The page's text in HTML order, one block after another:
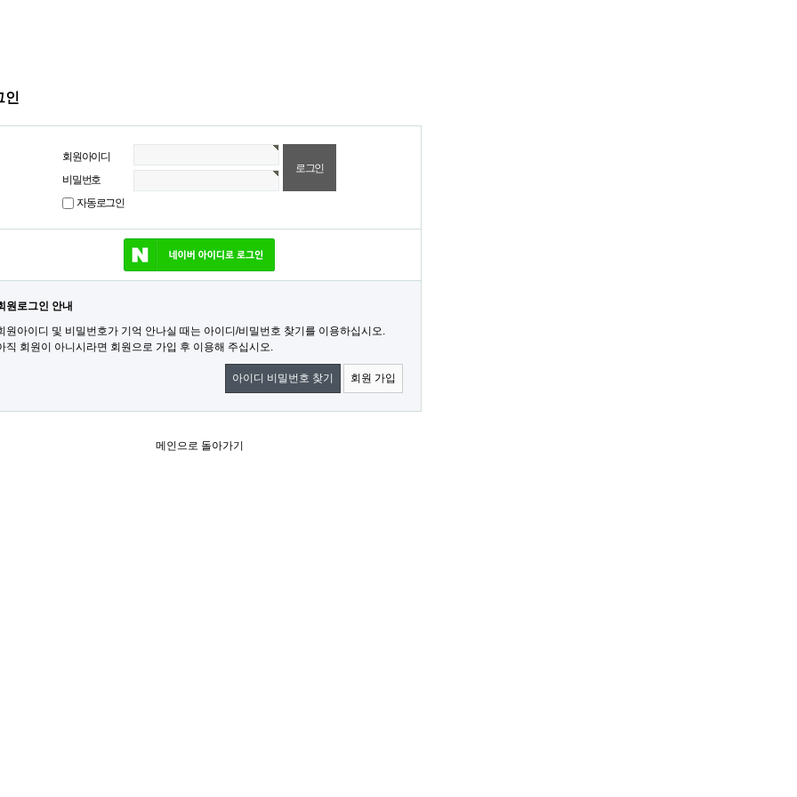
인
회원아이디
비밀번호
자동로그인
원로그인 안내
원아이디 및 비밀번호가 기억 안나실 때는 아이디/비밀번호 찾기를 이용하십시오.
직 회원이 아니시라면 회원으로 가입 후 이용해 주십시오.
아이디 비밀번호 찾기 회원 가입
메인으로 돌아가기